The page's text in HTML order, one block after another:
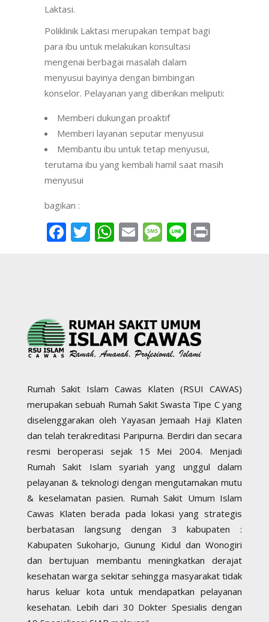
Laktasi.
Poliklinik Laktasi merupakan tempat bagi
para ibu untuk melakukan konsultasi
mengenai berbagai masalah dalam
menyusui bayinya dengan bimbingan
konselor. Pelayanan yang diberikan meliputi:
Memberi dukungan proaktif
Memberi layanan seputar menyusui
Membantu ibu untuk tetap menyusui,
terutama ibu yang kembali hamil saat masih
menyusui
bagikan :
Facebook
Twitter
WhatsApp
EmailMessage
Line
Rumah Sakit Islam Cawas Klaten (RSUI CAWAS)
merupakan sebuah Rumah Sakit Swasta Tipe C yang
diselenggarakan oleh Yayasan Jemaah Haji Klaten
dan telah terakreditasi Paripurna. Berdiri dan secara
resmi beroperasi sejak 15 Mei 2004. Menjadi
Rumah Sakit Islam syariah yang unggul dalam
pelayanan & teknologi dengan mengutamakan mutu
& keselamatan pasien. Rumah Sakit Umum Islam
Cawas Klaten berada pada lokasi yang strategis
berbatasan langsung dengan 3 kabupaten :
Kabupaten Sukoharjo, Gunung Kidul dan Wonogiri
dan bertujuan membantu meningkatkan derajat
kesehatan warga sekitar sehingga masyarakat tidak
harus keluar kota untuk mendapatkan pelayanan
kesehatan. Lebih dari 30 Dokter Spesialis dengan